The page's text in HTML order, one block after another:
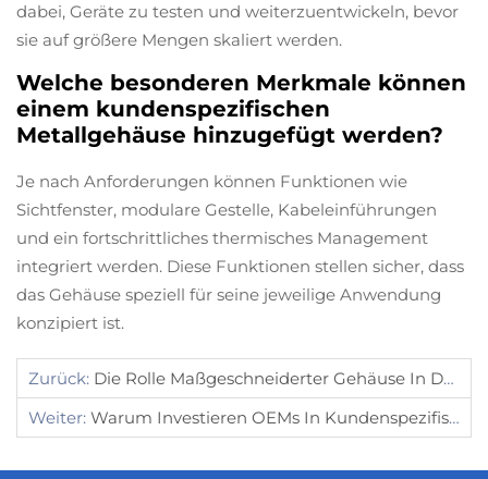
dabei, Geräte zu testen und weiterzuentwickeln, bevor
sie auf größere Mengen skaliert werden.
Welche besonderen Merkmale können
einem kundenspezifischen
Metallgehäuse hinzugefügt werden?
Je nach Anforderungen können Funktionen wie
Sichtfenster, modulare Gestelle, Kabeleinführungen
und ein fortschrittliches thermisches Management
integriert werden. Diese Funktionen stellen sicher, dass
das Gehäuse speziell für seine jeweilige Anwendung
konzipiert ist.
Zurück: Die Rolle Maßgeschneiderter Gehäuse In Der Elektronik
Weiter: Warum Investieren OEMs In Kundenspezifische Metallgehäuse Für Elektronik?